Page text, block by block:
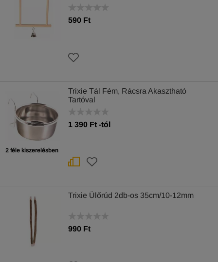
590 Ft
2 féle kiszerelésben
Trixie Tál Fém, Rácsra Akasztható
Tartóval
1 390 Ft -tól
Trixie Ülőrúd 2db-os 35cm/10-12mm
990 Ft